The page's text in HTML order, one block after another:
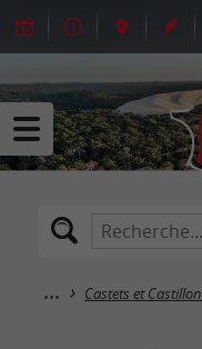
Castets et Castillon